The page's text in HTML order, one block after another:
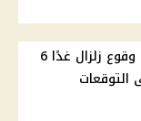
البحوث الفلكية تحسم مزاعم وقوع زلزال غدًا 6